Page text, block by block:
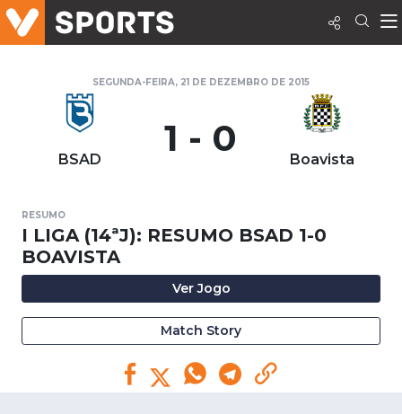
SEGUNDA-FEIRA, 21 DE DEZEMBRO DE 2015
BSAD 1 - 0 Boavista
RESUMO
I LIGA (14ªJ): RESUMO BSAD 1-0
BOAVISTA
Ver Jogo
Match Story